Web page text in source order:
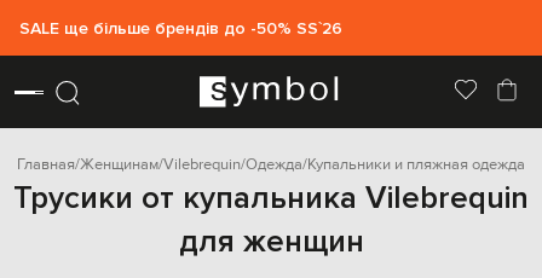
SALE ще більше брендів до -50% SS`26
Главная Женщинам Vilebrequin Одежда Купальники и пляжная одежда
Трусики от купальника Vilebrequin
для женщин